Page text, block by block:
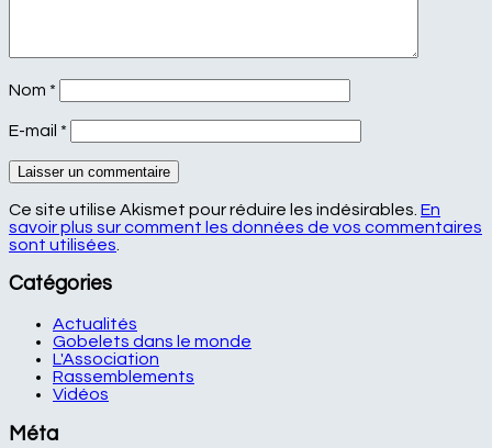
Nom *
E-mail *
Ce site utilise Akismet pour réduire les indésirables. En
savoir plus sur comment les données de vos commentaires
sont utilisées
Catégories
Actualités
Gobelets dans le monde
L'Association
Rassemblements
Vidéos
Méta